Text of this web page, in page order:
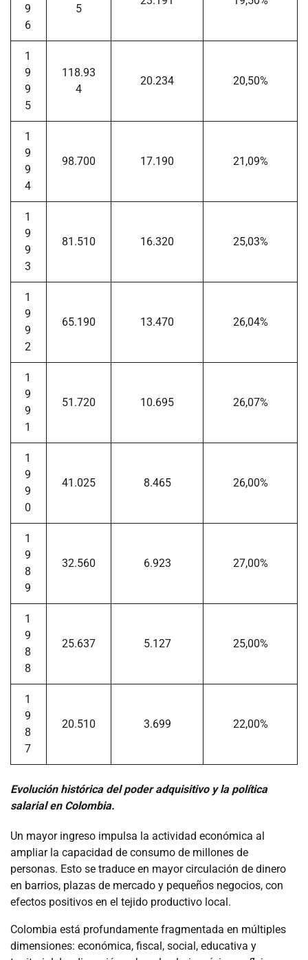
9
6
5
1
9
9
5
118.93
4
20.234 20,50%
1
9
9
4
98.700 17.190 21,09%
1
9
9
3
81.510 16.320 25,03%
1
9
9
2
65.190 13.470 26,04%
1
9
9
1
51.720 10.695 26,07%
1
9
9
0
41.025 8.465 26,00%
1
9
8
9
32.560 6.923 27,00%
1
9
8
8
25.637 5.127 25,00%
1
9
8
7
20.510 3.699 22,00%
Evolución histórica del poder adquisitivo y la política
salarial en Colombia.
Un mayor ingreso impulsa la actividad económica al
ampliar la capacidad de consumo de millones de
personas. Esto se traduce en mayor circulación de dinero
en barrios, plazas de mercado y pequeños negocios, con
efectos positivos en el tejido productivo local.
Colombia está profundamente fragmentada en múltiples
dimensiones: económica, fiscal, social, educativa y